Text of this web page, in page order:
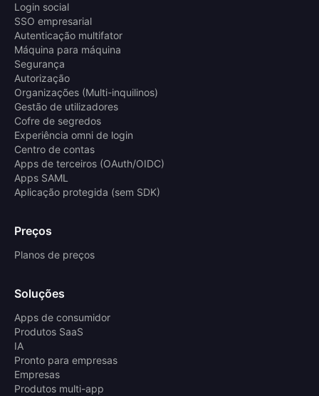
Login social
SSO empresarial
Autenticação multifator
Máquina para máquina
Segurança
Autorização
Organizações (Multi-inquilinos)
Gestão de utilizadores
Cofre de segredos
Experiência omni de login
Centro de contas
Apps de terceiros (OAuth/OIDC)
Apps SAML
Aplicação protegida (sem SDK)
Preços
Planos de preços
Soluções
Apps de consumidor
Produtos SaaS
IA
Pronto para empresas
Empresas
Produtos multi-app